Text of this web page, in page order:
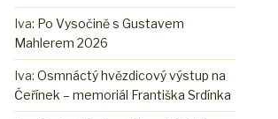
Iva: Po Vysočině s Gustavem
Mahlerem 2026
Iva:Osmnáctý hvězdicový výstup na
Čeřínek – memoriál Františka Srdínka